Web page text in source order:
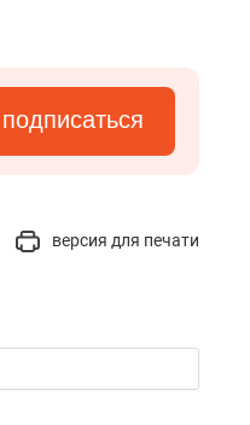
подписаться
версия для печати